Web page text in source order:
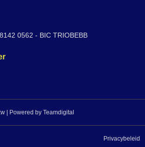
0562 - BIC TRIOBEBB
| Powered by Teamdigital
Privacybeleid